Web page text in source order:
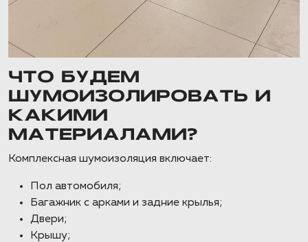
ЧТО БУДЕМ
ШУМОИЗОЛИРОВАТЬ И
КАКИМИ
МАТЕРИАЛАМИ?
Комплексная шумоизоляция включает:
Пол автомобиля;
Багажник с арками и задние крылья;
Двери;
Крышу;